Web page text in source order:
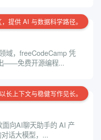
提供 AI 与数据科学路径。
域，freeCodeCamp 凭
——免费开源编程...
长上下文与稳健写作见长。
向AI聊天助手的 AI 产
话大模型，...